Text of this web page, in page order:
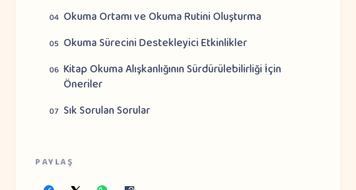
04 Okuma Ortamı ve Okuma Rutini Oluşturma
05 Okuma Sürecini Destekleyici Etkinlikler
06 Kitap Okuma Alışkanlığının Sürdürülebilirliği İçin
Öneriler
07 Sık Sorulan Sorular
PAYLAŞ